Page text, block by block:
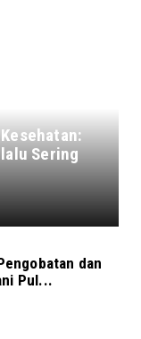
Sering
dan
Pul...